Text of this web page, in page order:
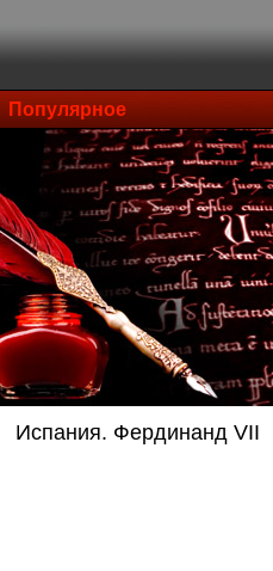
Популярное
Испания. Фердинанд VII